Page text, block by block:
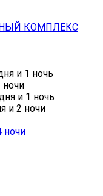
КОМПЛЕКС
и 1 ночь
ночи
и 1 ночь
и 2 ночи
ночи